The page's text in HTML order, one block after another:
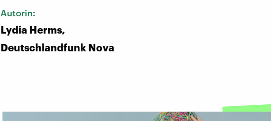
Autorin:
Lydia Herms,
Deutschlandfunk Nova